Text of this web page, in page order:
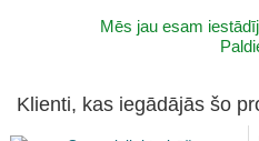
Mēs jau esam
Klienti, kas iegādājās šo